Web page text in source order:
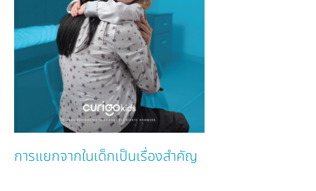
การแยกจากในเด็กเป็นเรื่องสำคัญ